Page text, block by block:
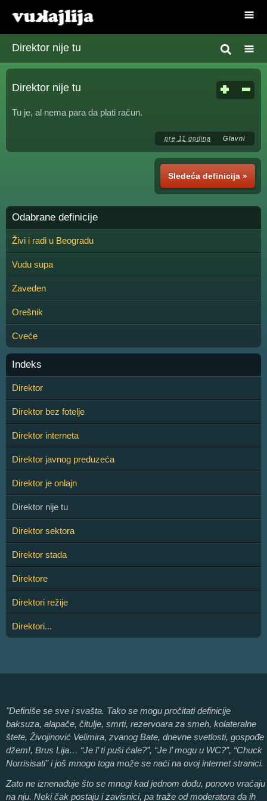
Direktor nije tu
Direktor nije tu
Tu je, al nema para da plati račun.
pre 11 godina Glavni
Sledeća definicija »
Odabrane definicije
Živi i radi u Beogradu
Vudu supa
Zaveden
Orešnik
Cveće
Indeks
Direktor
Direktor bez fotelje
Direktor interneta
Direktor javnog preduzeća
Direktor je onlajn
Direktor nije tu
Direktor sektora
Direktor stada
Direktore
Direktori režije
Direktori...
"Definiše se sve i svašta. Tako se mogu pročitati definicije
baksuza, alapače, čitulje, smrti, rezervoara za smeh, kolateralne
štete, Živojinović Velimira, zvanog Bate, dnevne svetlosti, gospođe
džem!, Brus Lija… “Je l’ ti puši ćale?”, “Je l’ mogu u WC?”, “Chuck
Norrisisati” i još mnogo toga može se naći na ovoj internet stranici.
Zato ne iznenađuje što se mnogi kad jednom dođu, ponovo vraćaju
na nju. Neki čak postaju i zavisnici, pa traže od moderatora da ih